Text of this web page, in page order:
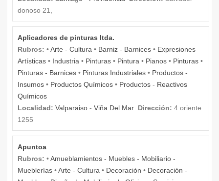
donoso 21,
Aplicadores de pinturas ltda.
Rubros: •Arte - Cultura • Barniz - Barnices • Expresiones
Artísticas • Industria • Pinturas • Pintura • Pianos • Pinturas •
Pinturas - Barnices • Pinturas Industriales • Productos -
Insumos • Productos Químicos • Productos - Reactivos
Químicos
Localidad: Valparaiso - Viña Del Mar Dirección: 4 oriente
1255
Apuntoa
Rubros: •Amueblamientos - Muebles - Mobiliario -
Mueblerías •Arte - Cultura • Decoración • Decoración -